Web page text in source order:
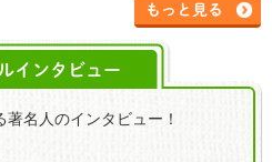
もっと見る
インタビュー
著名人のインタビュー！